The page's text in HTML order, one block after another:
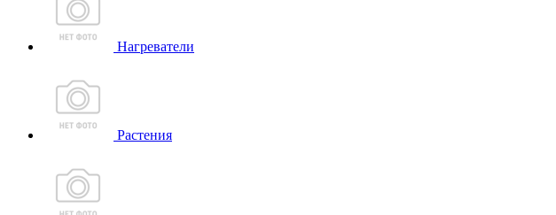
Нагреватели
Растения